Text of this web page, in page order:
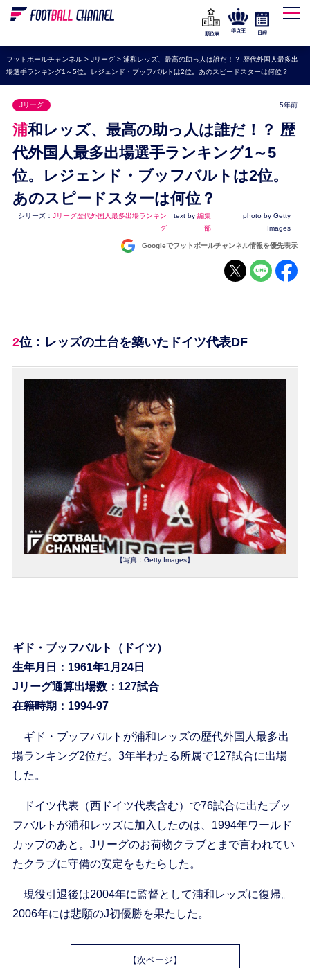
WEリーグ
海外サッカー
プレミアリーグ
セリエA
ブンデスリーガ
UEFA
ナショナルチーム
順位表
得点王 日程
フットボールチャンネル> Jリーグ> 浦和レッズ、最高の助っ人は誰だ！？ 歴代外国人最多出
場選手ランキング1～5位。レジェンド・ブッフバルトは2位。あのスピードスターは何位？
Jリーグ 5年前
浦和レッズ、最高の助っ人は誰だ！？ 歴
代外国人最多出場選手ランキング1～5
位。レジェンド・ブッフバルトは2位。
あのスピードスターは何位？
シリーズ：Jリーグ歴代外国人最多出場ランキン
グ
text by 編集
部
photo by Getty
Images
Googleでフットボールチャンネル情報を優先表示
2位：レッズの土台を築いたドイツ代表DF
【写真：Getty Images】
ギド・ブッフバルト（ドイツ）
生年月日：1961年1月24日
Jリーグ通算出場数：127試合
在籍時期：1994-97
ギド・ブッフバルトが浦和レッズの歴代外国人最多出
場ランキング2位だ。3年半わたる所属で127試合に出場
した。
ドイツ代表（西ドイツ代表含む）で76試合に出たブッ
フバルトが浦和レッズに加入したのは、1994年ワールド
カップのあと。Jリーグのお荷物クラブとまで言われてい
たクラブに守備の安定をもたらした。
現役引退後は2004年に監督として浦和レッズに復帰。
2006年には悲願のJ初優勝を果たした。
【次ページ】